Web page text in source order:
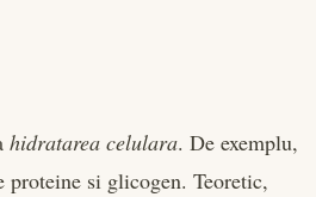
hidratarea celulara. De exemplu,
si glicogen. Teoretic,